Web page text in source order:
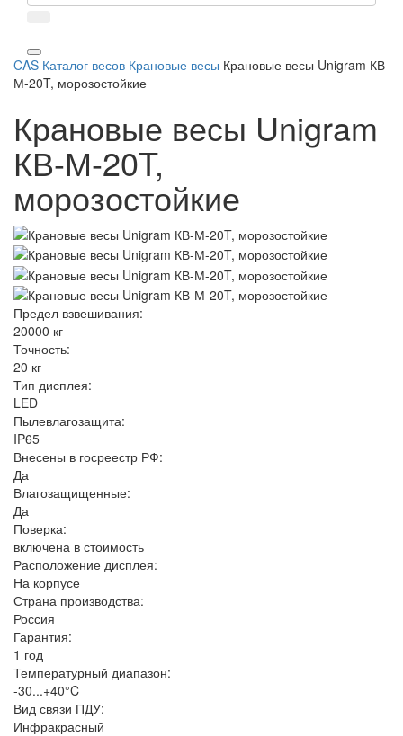
CAS Каталог весов Крановые весы Крановые весы Unigram КВ-
М-20T, морозостойкие
Крановые весы Unigram
КВ-М-20T,
морозостойкие
Предел взвешивания:
20000 кг
Точность:
20 кг
Тип дисплея:
LED
Пылевлагозащита:
IP65
Внесены в госреестр РФ:
Да
Влагозащищенные:
Да
Поверка:
включена в стоимость
Расположение дисплея:
На корпусе
Страна производства:
Россия
Гарантия:
1 год
Температурный диапазон:
-30...+40°C
Вид связи ПДУ:
Инфракрасный